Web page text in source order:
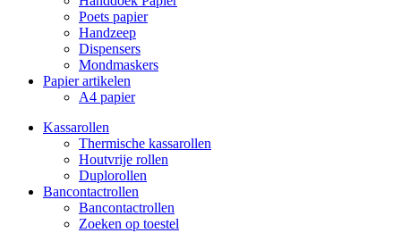
Poets papier
Handzeep
Dispensers
Mondmaskers
Papier artikelen
A4 papier
Kassarollen
Thermische kassarollen
Houtvrije rollen
Duplorollen
Bancontactrollen
Bancontactrollen
Zoeken op toestel